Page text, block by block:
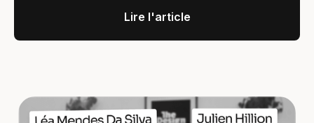
Lire l'article